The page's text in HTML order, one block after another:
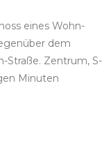
eines Wohn-
dem
Straße. Zentrum, S-
Minuten